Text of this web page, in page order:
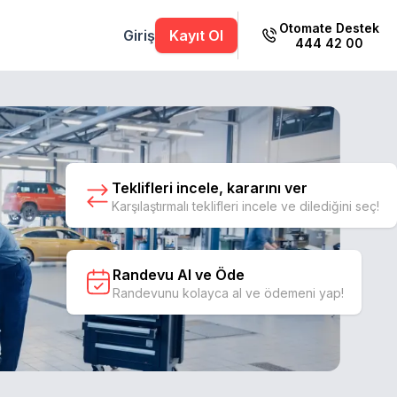
Giriş Kayıt Ol
Otomate Destek
444 42 00
Teklifleri incele, kararını ver
Karşılaştırmalı teklifleri incele ve dilediğini seç!
Randevu Al ve Öde
Randevunu kolayca al ve ödemeni yap!